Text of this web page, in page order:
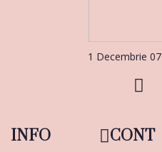
1 Decembrie
INFO CONT